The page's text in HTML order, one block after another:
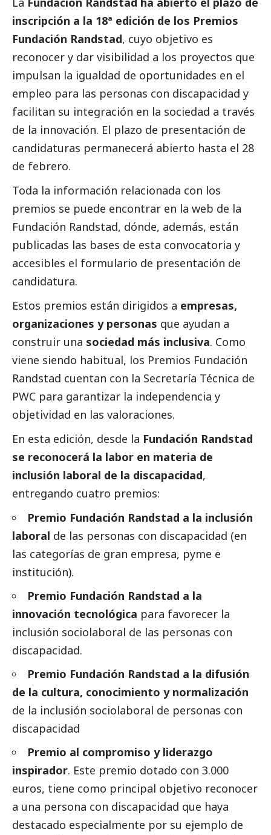
inscripción a la 18ª edición de los Premios
Fundación Randstad, cuyo objetivo es
reconocer y dar visibilidad a los proyectos que
impulsan la igualdad de oportunidades en el
empleo para las personas con discapacidad y
facilitan su integración en la sociedad a través
de la innovación. El plazo de presentación de
candidaturas permanecerá abierto hasta el 28
de febrero.
Toda la información relacionada con los
premios se puede encontrar en la web de la
Fundación Randstad, dónde, además, están
publicadas las bases de esta convocatoria y
accesibles el formulario de presentación de
candidatura.
Estos premios están dirigidos a empresas,
organizaciones y personas que ayudan a
construir una sociedad más inclusiva. Como
viene siendo habitual, los Premios Fundación
Randstad cuentan con la Secretaría Técnica de
PWC para garantizar la independencia y
objetividad en las valoraciones.
En esta edición, desde la Fundación Randstad
se reconocerá la labor en materia de
inclusión laboral de la discapacidad,
entregando cuatro premios:
Premio Fundación Randstad a la inclusión
laboral de las personas con discapacidad (en
las categorías de gran empresa, pyme e
institución).
Premio Fundación Randstad a la
innovación tecnológica para favorecer la
inclusión sociolaboral de las personas con
discapacidad.
Premio Fundación Randstad a la difusión
de la cultura, conocimiento y normalización
de la inclusión sociolaboral de personas con
discapacidad
Premio al compromiso y liderazgo
inspirador. Este premio dotado con 3.000
euros, tiene como principal objetivo reconocer
a una persona con discapacidad que haya
destacado especialmente por su ejemplo de